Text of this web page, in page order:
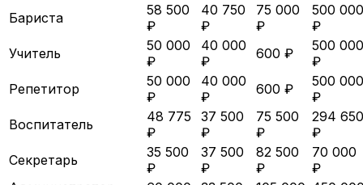
Бариста
58 500
₽
40 750
₽
75 000
₽
500 000
₽
Учитель
50 000
₽
40 000
₽
600 ₽
500 000
₽
Репетитор
50 000
₽
40 000
₽
600 ₽
500 000
₽
Воспитатель
48 775
₽
37 500
₽
75 500
₽
294 650
₽
Секретарь
35 500
₽
37 500
₽
82 500
₽
70 000
₽